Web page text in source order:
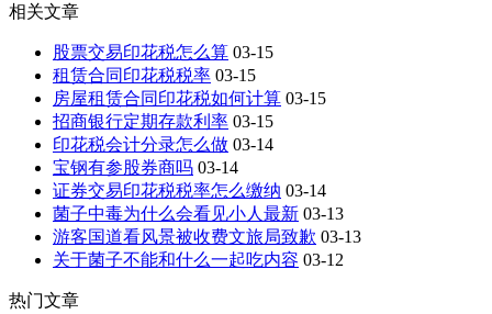
相关文章
股票交易印花税怎么算 03-15
租赁合同印花税税率 03-15
房屋租赁合同印花税如何计算 03-15
招商银行定期存款利率 03-15
印花税会计分录怎么做 03-14
宝钢有参股券商吗 03-14
证券交易印花税税率怎么缴纳 03-14
菌子中毒为什么会看见小人最新 03-13
游客国道看风景被收费文旅局致歉 03-13
关于菌子不能和什么一起吃内容 03-12
热门文章